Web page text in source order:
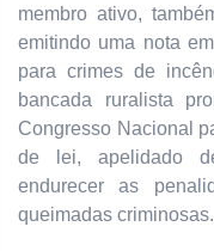
membro ativo,
emitindo uma nota
para crimes de
bancada ruralista
Congresso Nacional
de lei, apelidado
endurecer as
queimadas criminosas.